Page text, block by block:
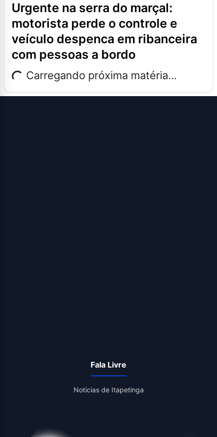
urgente na serra do marçal:
motorista perde o controle e
veículo despenca em ribanceira
com pessoas a bordo
Carregando próxima matéria...
Fala Livre
Noticias de Itapetinga